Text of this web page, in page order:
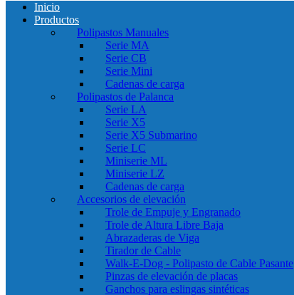
Inicio
Productos
Polipastos Manuales
Serie MA
Serie CB
Serie Mini
Cadenas de carga
Polipastos de Palanca
Serie LA
Serie X5
Serie X5 Submarino
Serie LC
Miniserie ML
Miniserie LZ
Cadenas de carga
Accesorios de elevación
Trole de Empuje y Engranado
Trole de Altura Libre Baja
Abrazaderas de Viga
Tirador de Cable
Walk-E-Dog - Polipasto de Cable Pasante
Pinzas de elevación de placas
Ganchos para eslingas sintéticas